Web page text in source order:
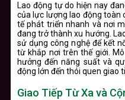
Lao động tự do hiện nay
của lực lượng lao động toàn
tế phát triển nhanh và nơi
đang trở thành xu hướng.
sử dụng công nghệ để kết
từ khắp nơi trên thế giới.
hưởng đến năng suất và
động lớn đến thói quen giao
Giao Tiếp Từ Xa và